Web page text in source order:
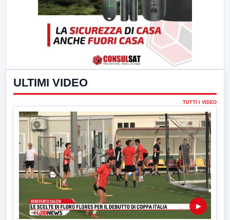
ULTIMI VIDEO
TUTTI I VIDEO
▶